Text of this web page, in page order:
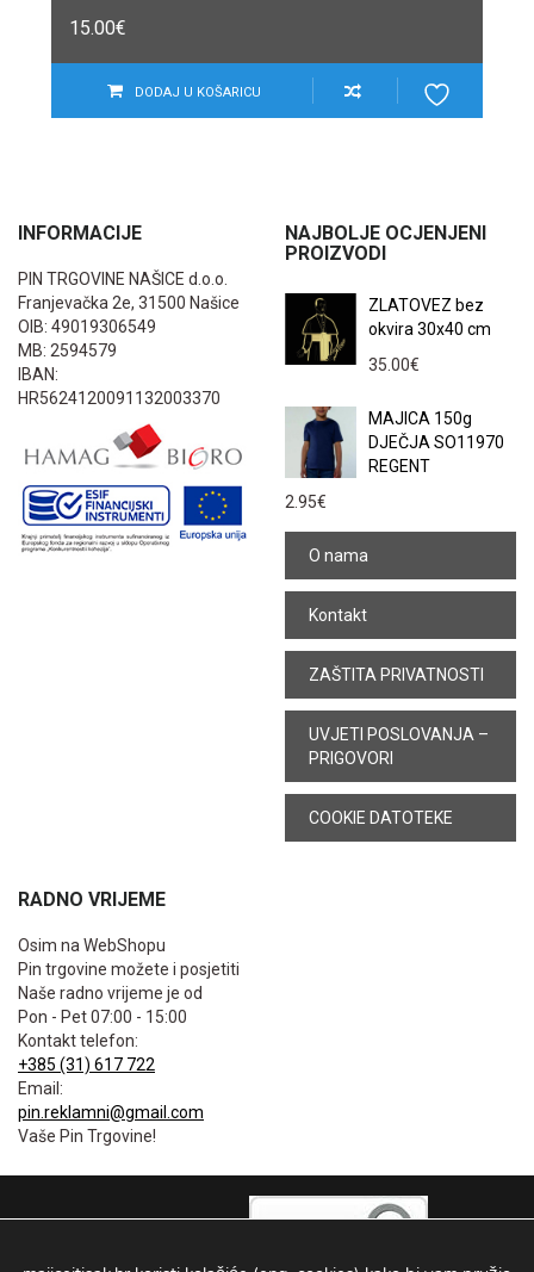
15.00€
DODAJ U KOŠARICU
INFORMACIJE
PIN TRGOVINE NAŠICE d.o.o.
Franjevačka 2e, 31500 Našice
OIB: 49019306549
MB: 2594579
IBAN:
HR5624120091132003370
NAJBOLJE OCJENJENI
PROIZVODI
ZLATOVEZ bez
okvira 30x40 cm
35.00€
MAJICA 150g
DJEČJA SO11970
REGENT
2.95€
O nama
Kontakt
ZAŠTITA PRIVATNOSTI
UVJETI POSLOVANJA –
PRIGOVORI
COOKIE DATOTEKE
RADNO VRIJEME
Osim na WebShopu
Pin trgovine možete i posjetiti
Naše radno vrijeme je od
Pon - Pet 07:00 - 15:00
Kontakt telefon:
+385 (31) 617 722
Email:
pin.reklamni@gmail.com
Vaše Pin Trgovine!